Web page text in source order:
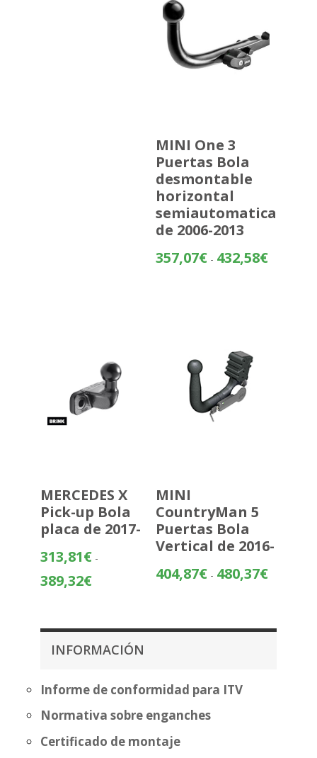
MINI One 3
Puertas Bola
desmontable
horizontal
semiautomatica
de 2006-2013
357,07€ - 432,58€Rango
MERCEDES X
Pick-up Bola
placa de 2017-
313,81€ -
389,32€Rango
desde
hasta
MINI
CountryMan 5
Puertas Bola
Vertical de 2016-
404,87€ - 480,37€Rango
404,87€
INFORMACIÓN
Informe de conformidad para ITV
Normativa sobre enganches
Certificado de montaje